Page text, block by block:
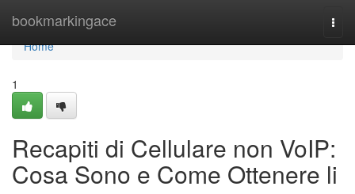
bookmarkingace
Home
Home
1
Recapiti di Cellulare non VoIP:
Cosa Sono e Come Ottenere li